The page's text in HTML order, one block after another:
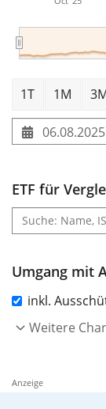
1T 1M
ETF für
Umgang mit
inkl.
Weitere
Anzeige